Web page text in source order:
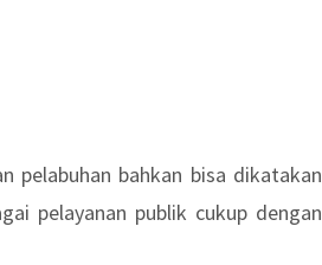
pelabuhan bahkan bisa dikatakan
pelayanan publik cukup dengan